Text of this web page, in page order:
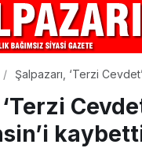
Şalpazarı, ‘Terzi